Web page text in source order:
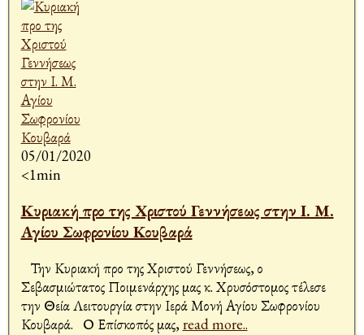
05/01/2020
<1min
Κυριακή προ της Χριστού Γεννήσεως στην Ι. Μ.
Αγίου Σωφρονίου Κουβαρά
Την Κυριακή προ της Χριστού Γεννήσεως, ο
Σεβασμιώτατος Ποιμενάρχης μας κ. Χρυσόστομος τέλεσε
την Θεία Λειτουργία στην Ιερά Μονή Αγίου Σωφρονίου
Κουβαρά. Ο Επίσκοπός μας,read more..